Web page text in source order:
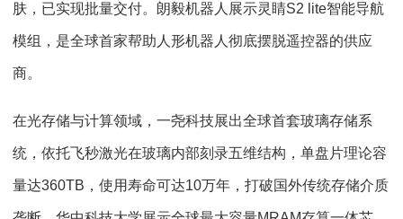
肤，已实现批量交付。朗毅机器人展示灵睛S2 lite智能导航
模组，是全球首家帮助人形机器人彻底摆脱遥控器的供应
商。
在光存储与计算领域，一尧科技展出全球首套玻璃存储系
统，依托飞秒激光在玻璃内部刻录五维结构，单盘片理论容
量达360TB，使用寿命可达10万年，打破国外传统存储介质